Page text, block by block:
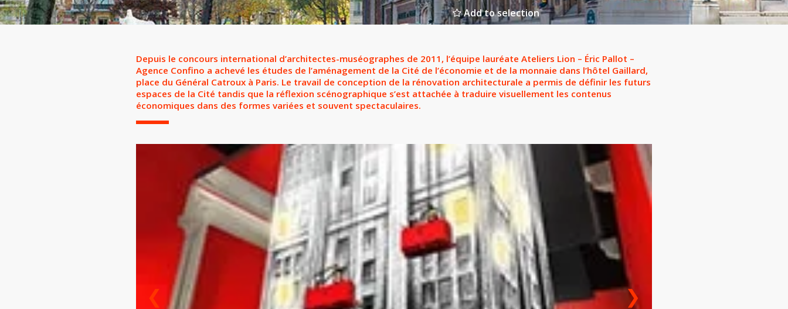
Add to selection
Depuis le concours international d’architectes-muséographes de 2011, l’équipe lauréate Ateliers Lion – Éric Pallot –
Agence Confino a achevé les études de l’aménagement de la Cité de l’économie et de la monnaie dans l’hôtel Gaillard,
place du Général Catroux à Paris. Le travail de conception de la rénovation architecturale a permis de définir les futurs
espaces de la Cité tandis que la réflexion scénographique s’est attachée à traduire visuellement les contenus
économiques dans des formes variées et souvent spectaculaires.
❮ ❯